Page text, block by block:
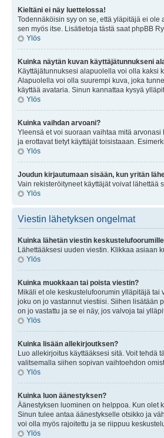
Kieltäni ei näy luettelossa!
Todennäköisin syy on se, että yläpitäjä ei
sen myös itse. Lisätietoja tästä saat phpBB
Ylös
Kuinka näytän kuvan käyttäjätunnukseni
Käyttäjätunnuksesi alapuolella voi olla kaksi
Alapuolella voi olla suurempi kuva, joka
käyttää avataria. Sinun kannattaa kysyä
Ylös
Kuinka vaihdan arvoani?
Yleensä et voi suoraan vaihtaa mitä
ja erottavat tietyt käyttäjät toisistaaan.
Ylös
Joudun kirjautumaan sisään, kun yritän
Vain rekisteröityneet käyttäjät voivat
Ylös
Viestin lähetyksen ongelmat
Kuinka lähetän viestin
Lähettääksesi uuden viestin. Klikkaa asiaan
Ylös
Kuinka muokkaan tai poista viestin?
Mikäli et ole keskustelufoorumin ylläpitäjä
joku on jo vastannut viestiisi. Siihen lisätään
on jo vastattu ja se ei näy, jos valvoja tai
Ylös
Kuinka lisään allekirjoutksen?
Luo allekirjoitus käyttääksesi sitä. Voit tehdä
valitsemalla siihen sopivan vaihtoehdon
Ylös
Kuinka luon äänestyksen?
Äänestyksen luominen on helppoa. Kun olet
Sinun tulee antaa äänestykselle otsikko ja
voi olla myös rajoitettu ja se riippuu
Ylös